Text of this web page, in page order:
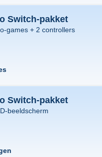
Switch-pakket
games + 2 controllers
Switch-pakket
beeldscherm